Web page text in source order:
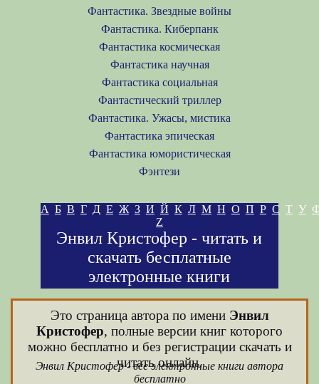
Фантастика. Звездные войны
Фантастика. Киберпанк
Фантастика космическая
Фантастика научная
Фантастика социальная
Фантастический триллер
Фантастика. Ужасы, мистика
Фантастика эпическая
Фантастика юмористическая
Фэнтези
А Б В Г Д Е Ж З И Й К Л М Н О П Р С Т У
Z
Энвил Кристофер - читать и
скачать бесплатные
электронные книги
Это страница автора по имени Энвил
Кристофер, полные версии книг которого
можно бесплатно и без регистрации скачать и
читать онлайн.
Энвил Кристофер - все электронные книги автора
бесплатно